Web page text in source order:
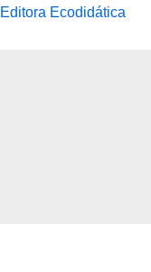
Editora Ecodidática